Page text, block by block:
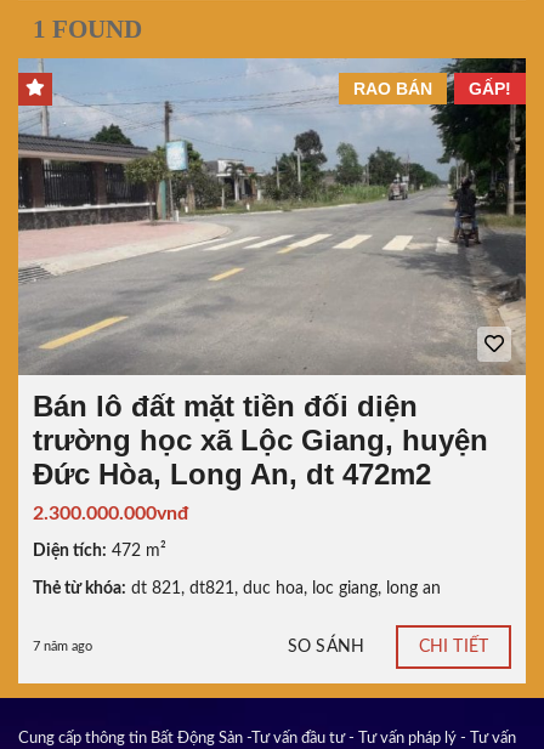
1 FOUND
GẤP!
RAO BÁN
Bán lô đất mặt tiền đối diện
trường học xã Lộc Giang, huyện
Đức Hòa, Long An, dt 472m2
2.300.000.000vnđ
Diện tích: 472 m²
Thẻ từ khóa: dt 821, dt821, duc hoa, loc giang, long an
7 năm ago SO SÁNH CHI TIẾT
Cung cấp thông tin Bất Động Sản -Tư vấn đầu tư - Tư vấn pháp lý - Tư vấn